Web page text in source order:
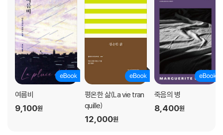
여름비
9,100원
평온한 삶(La vie tran
quille)
12,000원
죽음의 병
8,400원